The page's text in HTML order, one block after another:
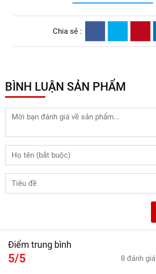
Chia sẻ :
BÌNH LUẬN SẢN PHẨM
Điểm trung bình
5/5 8 đánh giá